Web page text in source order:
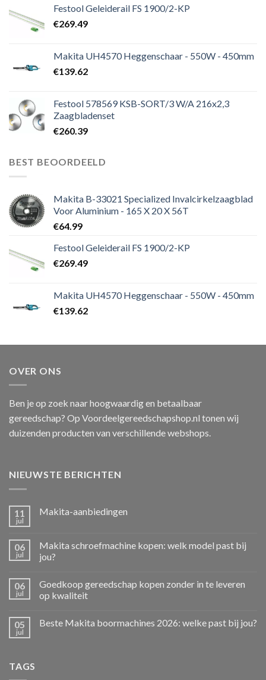
Festool Geleiderail FS 1900/2-KP
€269.49
Makita UH4570 Heggenschaar - 550W - 450mm
€139.62
Festool 578569 KSB-SORT/3 W/A 216x2,3
Zaagbladenset
€260.39
BEST BEOORDEELD
Makita B-33021 Specialized Invalcirkelzaagblad
Voor Aluminium - 165 X 20 X 56T
€64.99
Festool Geleiderail FS 1900/2-KP
€269.49
Makita UH4570 Heggenschaar - 550W - 450mm
€139.62
OVER ONS
Ben je op zoek naar hoogwaardig en betaalbaar
gereedschap? Op Voordeelgereedschapshop.nl tonen wij
duizenden producten van verschillende webshops.
NIEUWSTE BERICHTEN
11
jul
Makita-aanbiedingen
06
jul
Makita schroefmachine kopen: welk model past bij
jou?
06
jul
Goedkoop gereedschap kopen zonder in te leveren
op kwaliteit
05
jul
Beste Makita boormachines 2026: welke past bij jou?
TAGS